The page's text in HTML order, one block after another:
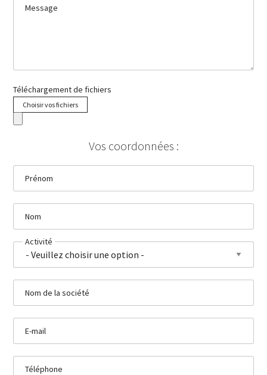
Message
Téléchargement de fichiers
Choisir vos fichiers
Vos coordonnées :
Prénom
Nom
Activité
Nom de la société
E-mail
Téléphone